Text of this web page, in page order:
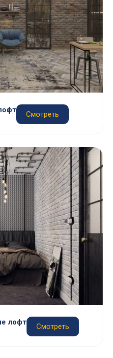
Смотреть
лофт Смотреть